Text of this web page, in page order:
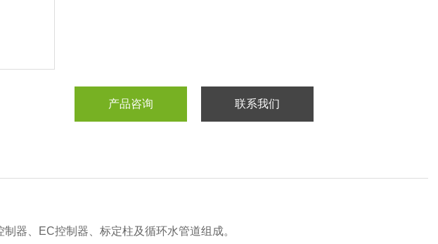
产品咨询 联系我们
器、EC控制器、标定柱及循环水管道组成。